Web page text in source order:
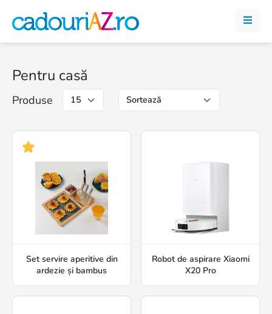
Pentru casă
Produse
Set servire aperitive din
ardezie și bambus
Robot de aspirare Xiaomi
X20 Pro